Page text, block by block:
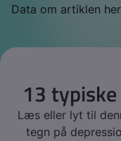
Data om artiklen
13
Læs eller lyt til
tegn på